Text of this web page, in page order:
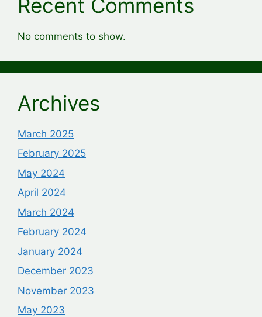
Recent Comments
No comments to show.
Archives
March 2025
February 2025
May 2024
April 2024
March 2024
February 2024
January 2024
December 2023
November 2023
May 2023